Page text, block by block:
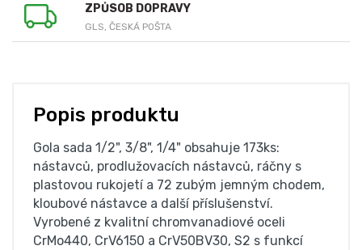
ZPŮSOB DOPRAVY
GLS, ČESKÁ POŠTA
Popis produktu
Gola sada 1/2", 3/8", 1/4" obsahuje 173ks:
nástavců, prodlužovacích nástavců, ráčny s
plastovou rukojetí a 72 zubým jemným chodem,
kloubové nástavce a další příslušenství.
Vyrobené z kvalitní chromvanadiové oceli
CrMo440, CrV6150 a CrV50BV30, S2 s funkcí